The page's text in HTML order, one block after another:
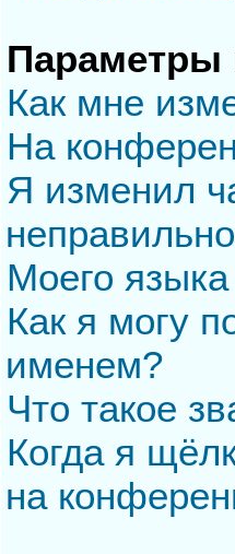
Параметры
Как мне
На
Я изменил
Моего
Как я могу
именем?
Что такое
Когда я
на